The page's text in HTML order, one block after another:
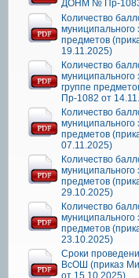
ДОНМ № Пр-1083
Количество
муниципального
предметов
19.11.2025)
Количество
муниципального
группе
Пр-1082 от
Количество
муниципального
предметов
07.11.2025)
Количество
муниципального
предметов
29.10.2025)
Количество
муниципального
предметов
23.10.2025)
Сроки
ВсОШ (приказ
от 15.10.2025)